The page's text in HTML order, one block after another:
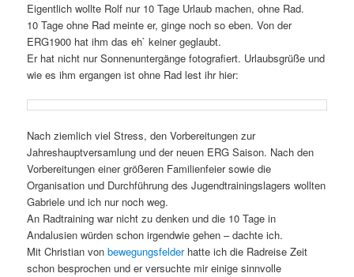
Eigentlich wollte Rolf nur 10 Tage Urlaub machen, ohne Rad.
10 Tage ohne Rad meinte er, ginge noch so eben. Von der
ERG1900 hat ihm das eh` keiner geglaubt.
Er hat nicht nur Sonnenuntergänge fotografiert. Urlaubsgrüße und
wie es ihm ergangen ist ohne Rad lest ihr hier:
Nach ziemlich viel Stress, den Vorbereitungen zur
Jahreshauptversamlung und der neuen ERG Saison. Nach den
Vorbereitungen einer größeren Familienfeier sowie die
Organisation und Durchführung des Jugendtrainingslagers wollten
Gabriele und ich nur noch weg.
An Radtraining war nicht zu denken und die 10 Tage in
Andalusien würden schon irgendwie gehen – dachte ich.
Mit Christian vonbewegungsfelderhatte ich die Radreise Zeit
schon besprochen und er versuchte mir einige sinnvolle